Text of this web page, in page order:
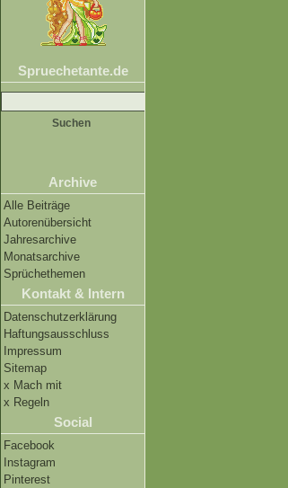
Spruechetante.de
Suche
nach:
Archive
Alle Beiträge
Autorenübersicht
Jahresarchive
Monatsarchive
Sprüchethemen
Kontakt & Intern
Datenschutzerklärung
Haftungsausschluss
Impressum
Sitemap
x Mach mit
x Regeln
Social
Facebook
Instagram
Pinterest